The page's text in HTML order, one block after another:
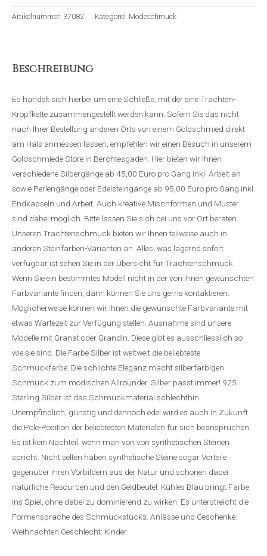
Artikelnummer: 37082 Kategorie: Modeschmuck
Beschreibung
Es handelt sich hierbei um eine Schließe, mit der eine Trachten-
Kropfkette zusammengestellt werden kann. Sofern Sie das nicht
nach Ihrer Bestellung anderen Orts von einem Goldschmied direkt
am Hals anmessen lassen, empfehlen wir einen Besuch in unserem
Goldschmiede Store in Berchtesgaden. Hier bieten wir Ihnen
verschiedene Silbergänge ab 45,00 Euro pro Gang inkl. Arbeit an
sowie Perlengänge oder Edelsteingänge ab 95,00 Euro pro Gang inkl.
Endkapseln und Arbeit. Auch kreative Mischformen und Muster
sind dabei möglich. Bitte lassen Sie sich bei uns vor Ort beraten.
Unseren Trachtenschmuck bieten wir Ihnen teilweise auch in
anderen Steinfarben-Varianten an. Alles, was lagernd sofort
verfügbar ist sehen Sie in der Übersicht für Trachtenschmuck.
Wenn Sie ein bestimmtes Modell nicht in der von Ihnen gewünschten
Farbvariante finden, dann können Sie uns gerne kontaktieren.
Möglicherweise können wir Ihnen die gewünschte Farbvariante mit
etwas Wartezeit zur Verfügung stellen. Ausnahme sind unsere
Modelle mit Granat oder Grandln. Diese gibt es ausschliesslich so
wie sie sind. Die Farbe Silber ist weltweit die beliebteste
Schmuckfarbe. Die schlichte Eleganz macht silberfarbigen
Schmuck zum modischen Allrounder. Silber passt immer! 925
Sterling Silber ist das Schmuckmaterial schlechthin.
Unempfindlich, günstig und dennoch edel wird es auch in Zukunft
die Pole-Position der beliebtesten Materialen für sich beanspruchen.
Es ist kein Nachteil, wenn man von von synthetischen Steinen
spricht. Nicht selten haben synthetische Steine sogar Vorteile
gegenüber ihren Vorbildern aus der Natur und schonen dabei
natürliche Resourcen und den Geldbeutel. Kühles Blau bringt Farbe
ins Spiel, ohne dabei zu dominierend zu wirken. Es unterstreicht die
Formensprache des Schmuckstücks. Anlässe und Geschenke:
Weihnachten Geschlecht: Kinder